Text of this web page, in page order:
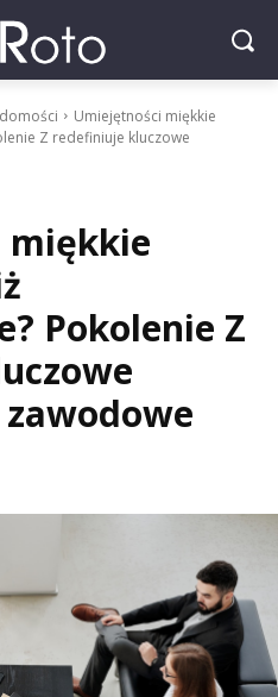
Umiejętności miękkie
Z redefiniuje kluczowe
miękkie
Pokolenie Z